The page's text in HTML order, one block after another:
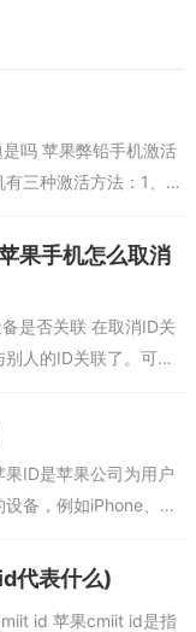
吗 苹果弊铅手机激活
三种激活方法：1、电
接上可正常登...
果手机怎么取消
是否关联 在取消ID关
人的ID关联了。可以
账户，如果不是...
ID是苹果公司为用户
备，例如iPhone、
的不断增加...
代表什么)
id 苹果cmiit id是指